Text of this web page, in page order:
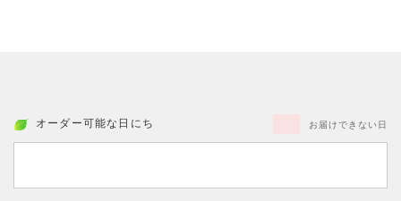
オーダー可能な日にち お届けできない日